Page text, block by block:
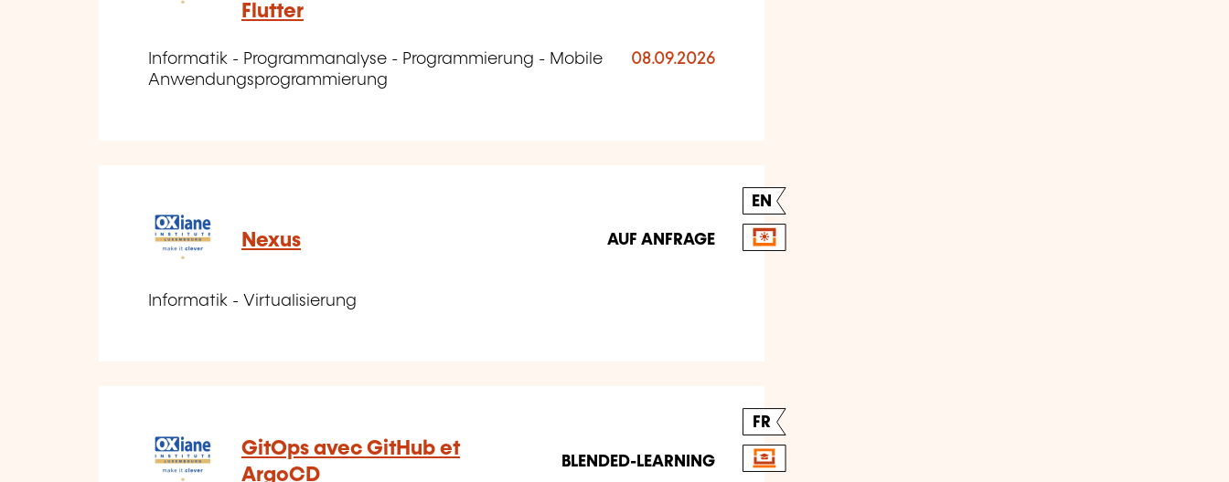
Flutter
Informatik - Programmanalyse - Programmierung - Mobile
Anwendungsprogrammierung
08.09.2026
EN
Nexus AUF ANFRAGE
Informatik - Virtualisierung
FR
GitOps avec GitHub et
ArgoCD
BLENDED-LEARNING